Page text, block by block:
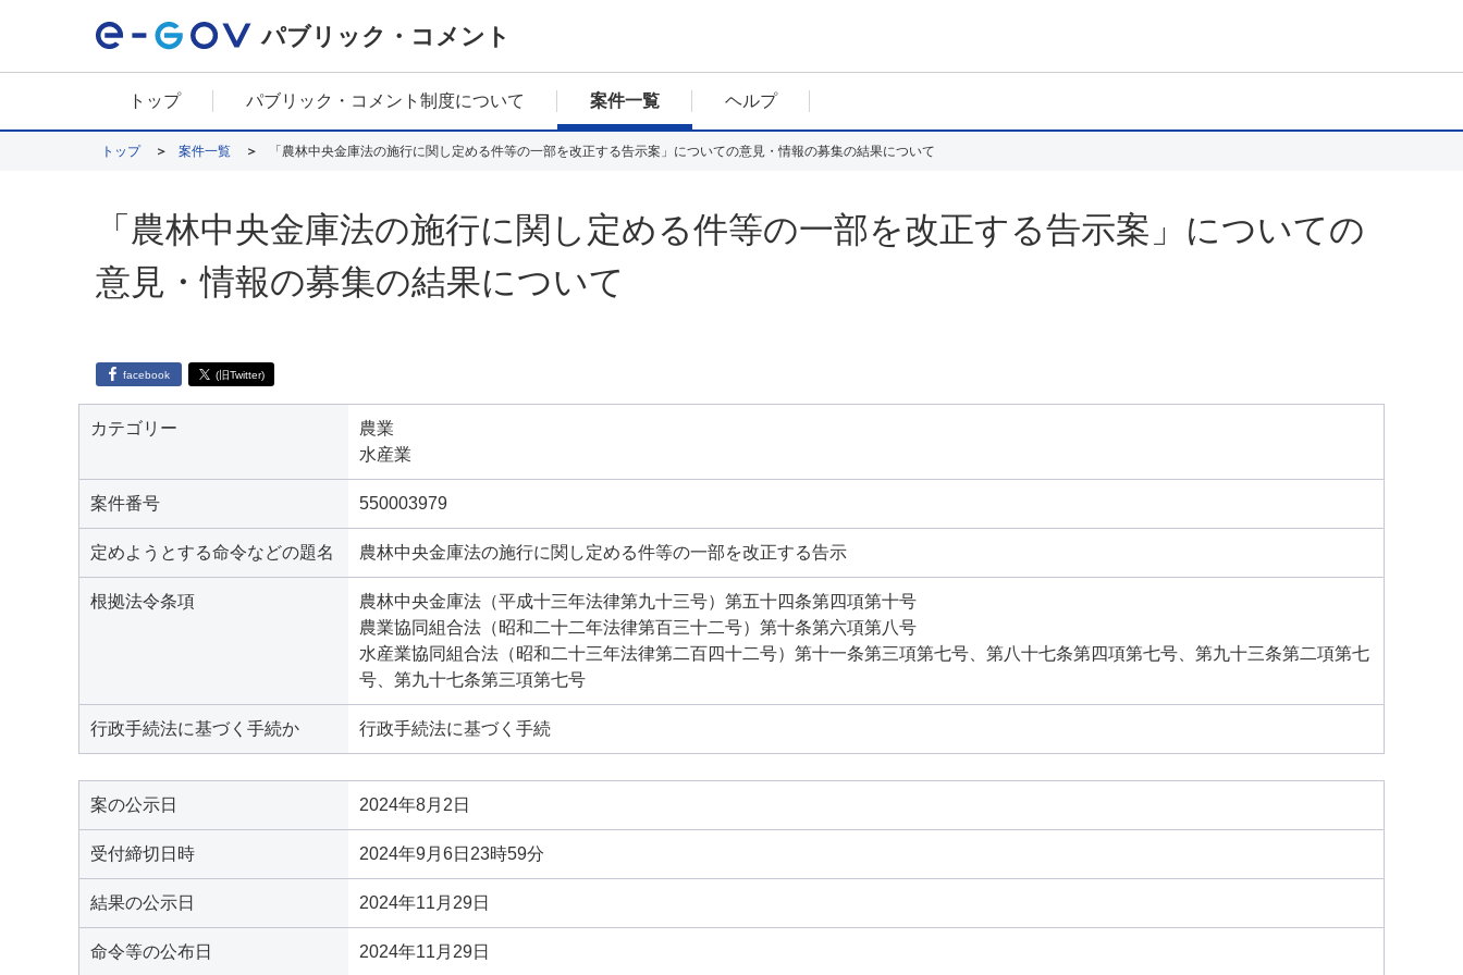
パブリック・コメント
トップ パブリック・コメント制度について 案件一覧 ヘルプ
トップ 案件一覧 「農林中央金庫法の施行に関し定める件等の一部を改正する告示案」についての意見・情報の募集の結果について
「農林中央金庫法の施行に関し定める件等の一部を改正する告示案」についての
意見・情報の募集の結果について
facebook (旧Twitter)
カテゴリー
農業
水産業
案件番号 550003979
定めようとする命令などの題名 農林中央金庫法の施行に関し定める件等の一部を改正する告示
根拠法令条項
農林中央金庫法（平成十三年法律第九十三号）第五十四条第四項第十号
農業協同組合法（昭和二十二年法律第百三十二号）第十条第六項第八号
水産業協同組合法（昭和二十三年法律第二百四十二号）第十一条第三項第七号、第八十七条第四項第七号、第九十三条第二項第七
号、第九十七条第三項第七号
行政手続法に基づく手続か 行政手続法に基づく手続
案の公示日 2024年8月2日
受付締切日時 2024年9月6日23時59分
結果の公示日 2024年11月29日
命令等の公布日 2024年11月29日